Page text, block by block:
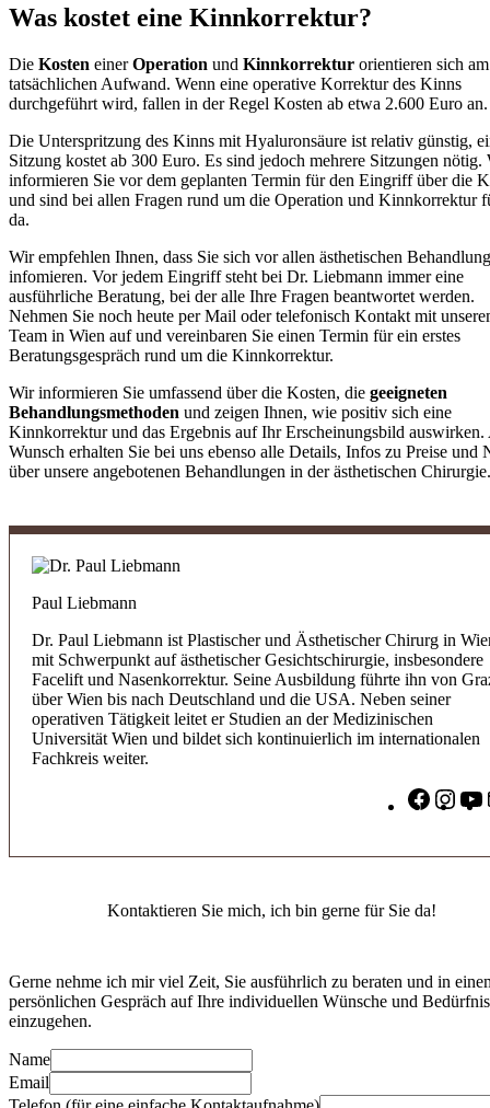
Was kostet eine Kinnkorrektur?
Die Kosten einerOperation und Kinnkorrektur orientieren sich am
tatsächlichen Aufwand. Wenn eine operative Korrektur des Kinns
durchgeführt wird, fallen in der Regel Kosten ab etwa 2.600 Euro an.
Die Unterspritzung des Kinns mit Hyaluronsäure ist relativ günstig,
Sitzung kostet ab 300 Euro. Es sind jedoch mehrere Sitzungen nötig.
informieren Sie vor dem geplanten Termin für den Eingriff über die
und sind bei allen Fragen rund um die Operation und Kinnkorrektur
da.
Wir empfehlen Ihnen, dass Sie sich vor allen ästhetischen
infomieren. Vor jedem Eingriff steht bei Dr. Liebmann immer eine
ausführliche Beratung, bei der alle Ihre Fragen beantwortet werden.
Nehmen Sie noch heute per Mail oder telefonisch Kontakt mit
Team in Wien auf und vereinbaren Sie einen Termin für ein erstes
Beratungsgespräch rund um die Kinnkorrektur.
Wir informieren Sie umfassend über die Kosten, die geeigneten
Behandlungsmethoden und zeigen Ihnen, wie positiv sich eine
Kinnkorrektur und das Ergebnis auf Ihr Erscheinungsbild
Wunsch erhalten Sie bei uns ebenso alle Details, Infos zu Preise und
über unsere angebotenen Behandlungen in der ästhetischen Chirurgie.
Paul Liebmann
Dr. Paul Liebmann ist Plastischer und Ästhetischer Chirurg in
mit Schwerpunkt auf ästhetischer Gesichtschirurgie, insbesondere
Facelift und Nasenkorrektur. Seine Ausbildung führte ihn von
über Wien bis nach Deutschland und die USA. Neben seiner
operativen Tätigkeit leitet er Studien an der Medizinischen
Universität Wien und bildet sich kontinuierlich im internationalen
Fachkreis weiter.
Kontaktieren Sie mich, ich bin gerne für Sie da!
Gerne nehme ich mir viel Zeit, Sie ausführlich zu beraten und in
persönlichen Gespräch auf Ihre individuellen Wünsche und
einzugehen.
Name
Email